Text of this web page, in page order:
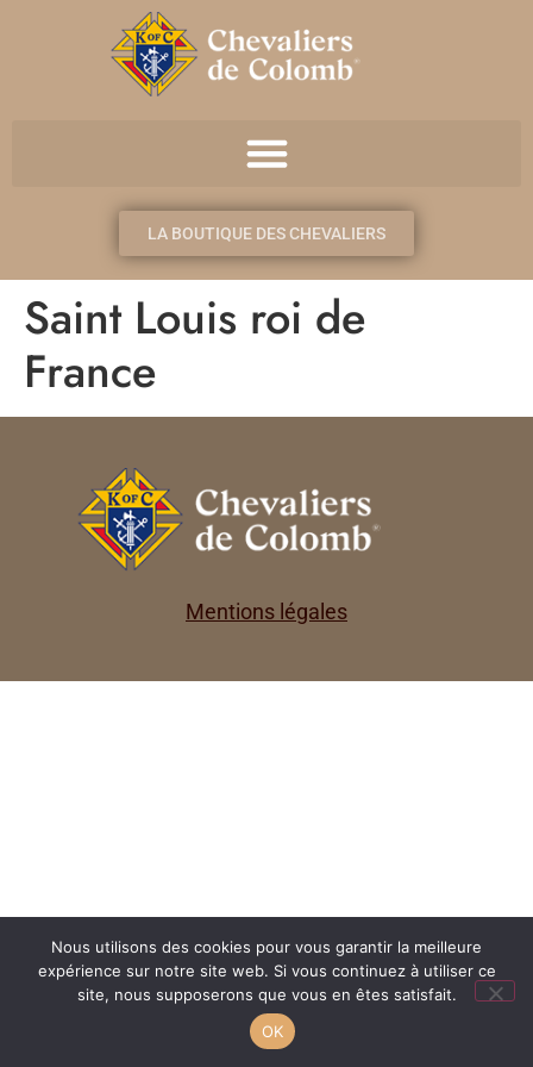
LA BOUTIQUE DES CHEVALIERS
Saint Louis roi de
France
Mentions légales
Nous utilisons des cookies pour vous garantir la meilleure
expérience sur notre site web. Si vous continuez à utiliser ce
site, nous supposerons que vous en êtes satisfait.
OK